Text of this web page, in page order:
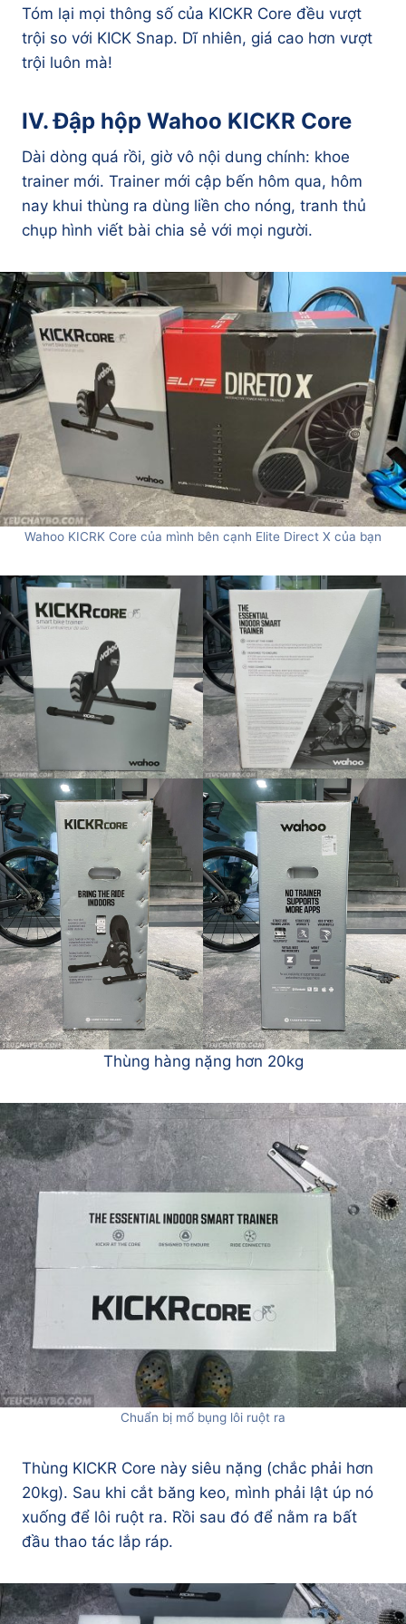
Tóm lại mọi thông số của KICKR Core đều vượt
trội so với KICK Snap. Dĩ nhiên, giá cao hơn vượt
trội luôn mà!
IV. Đập hộp Wahoo KICKR Core
Dài dòng quá rồi, giờ vô nội dung chính: khoe
trainer mới. Trainer mới cập bến hôm qua, hôm
nay khui thùng ra dùng liền cho nóng, tranh thủ
chụp hình viết bài chia sẻ với mọi người.
Wahoo KICRK Core của mình bên cạnh Elite Direct X của bạn
Thùng hàng nặng hơn 20kg
Chuẩn bị mổ bụng lôi ruột ra
Thùng KICKR Core này siêu nặng (chắc phải hơn
20kg). Sau khi cắt băng keo, mình phải lật úp nó
xuống để lôi ruột ra. Rồi sau đó để nằm ra bất
đầu thao tác lắp ráp.